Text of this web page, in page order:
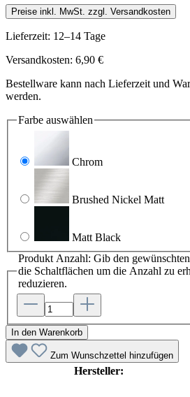
Preise inkl. MwSt. zzgl. Versandkosten
Lieferzeit: 12–14 Tage
Versandkosten: 6,90 €
Bestellware kann nach Lieferzeit und
werden.
Farbe auswählen
Chrom
Brushed Nickel Matt
Matt Black
Produkt Anzahl: Gib den
die Schaltflächen um die Anzahl zu
reduzieren.
In den Warenkorb
Zum Wunschzettel hinzufügen
Hersteller: